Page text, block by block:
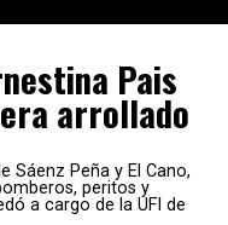
Pais
arrollado
Sáenz Peña y El Cano,
peritos y
a cargo de la UFI de